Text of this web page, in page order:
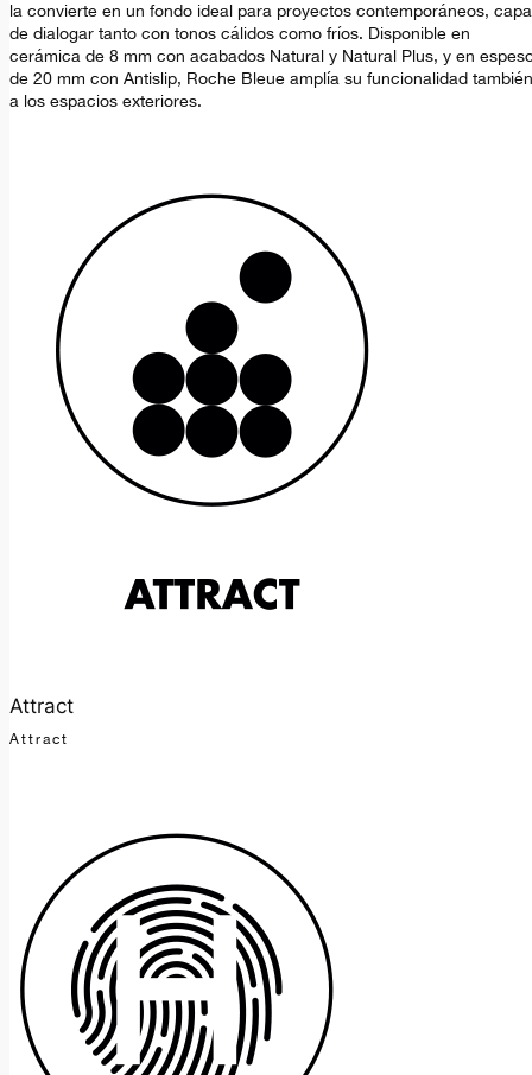
la convierte en un fondo ideal para proyectos contemporáneos,
de dialogar tanto con tonos cálidos como fríos. Disponible en
cerámica de 8 mm con acabados Natural y Natural Plus, y en
de 20 mm con Antislip, Roche Bleue amplía su funcionalidad también
a los espacios exteriores.
Attract
Attract